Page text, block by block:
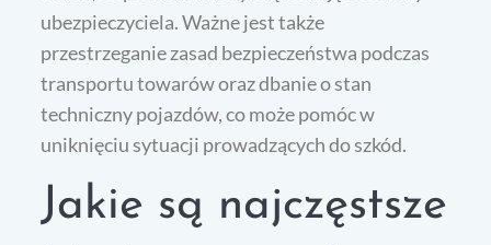
ubezpieczyciela. Ważne jest także
przestrzeganie zasad bezpieczeństwa podczas
transportu towarów oraz dbanie o stan
techniczny pojazdów, co może pomóc w
uniknięciu sytuacji prowadzących do szkód.
Jakie są najczęstsze